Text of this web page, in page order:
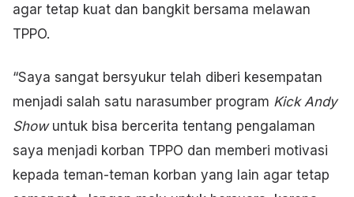
agar tetap kuat dan bangkit bersama melawan
TPPO.
“Saya sangat bersyukur telah diberi kesempatan
menjadi salah satu narasumber program Kick Andy
Showuntuk bisa bercerita tentang pengalaman
saya menjadi korban TPPO dan memberi motivasi
kepada teman-teman korban yang lain agar tetap